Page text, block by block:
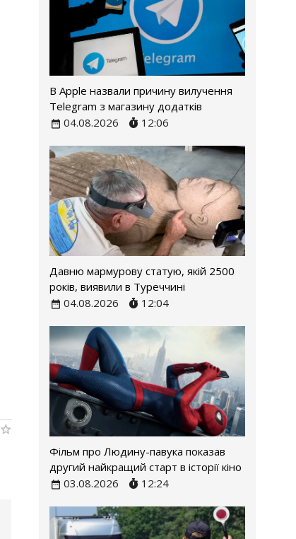
В Apple назвали причину вилучення
Telegram з магазину додатків
04.08.2026
12:06
Давню мармурову статую, якій 2500
років, виявили в Туреччині
04.08.2026
12:04
Фільм про Людину-павука показав
другий найкращий старт в історії кіно
03.08.2026
12:24